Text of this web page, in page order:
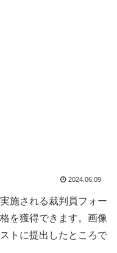
2024.06.09
施される裁判員フォー
を獲得できます。画像
トに提出したところで